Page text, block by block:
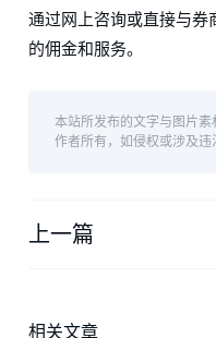
通过网上咨询或直接与券
的佣金和服务。
本站所发布的文字与图片
作者所有，如侵权或涉及
上一篇
相关文章